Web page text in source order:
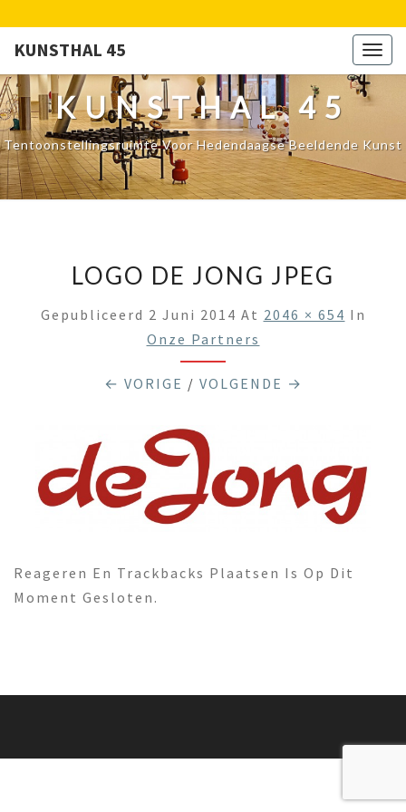
KUNSTHAL 45
KUNSTHAL 45
Tentoonstellingsruimte Voor Hedendaagse Beeldende Kunst
LOGO DE JONG JPEG
Gepubliceerd 2 Juni 2014 At 2046 × 654 In
Onze Partners
← VORIGE / VOLGENDE →
Reageren En Trackbacks Plaatsen Is Op Dit
Moment Gesloten.